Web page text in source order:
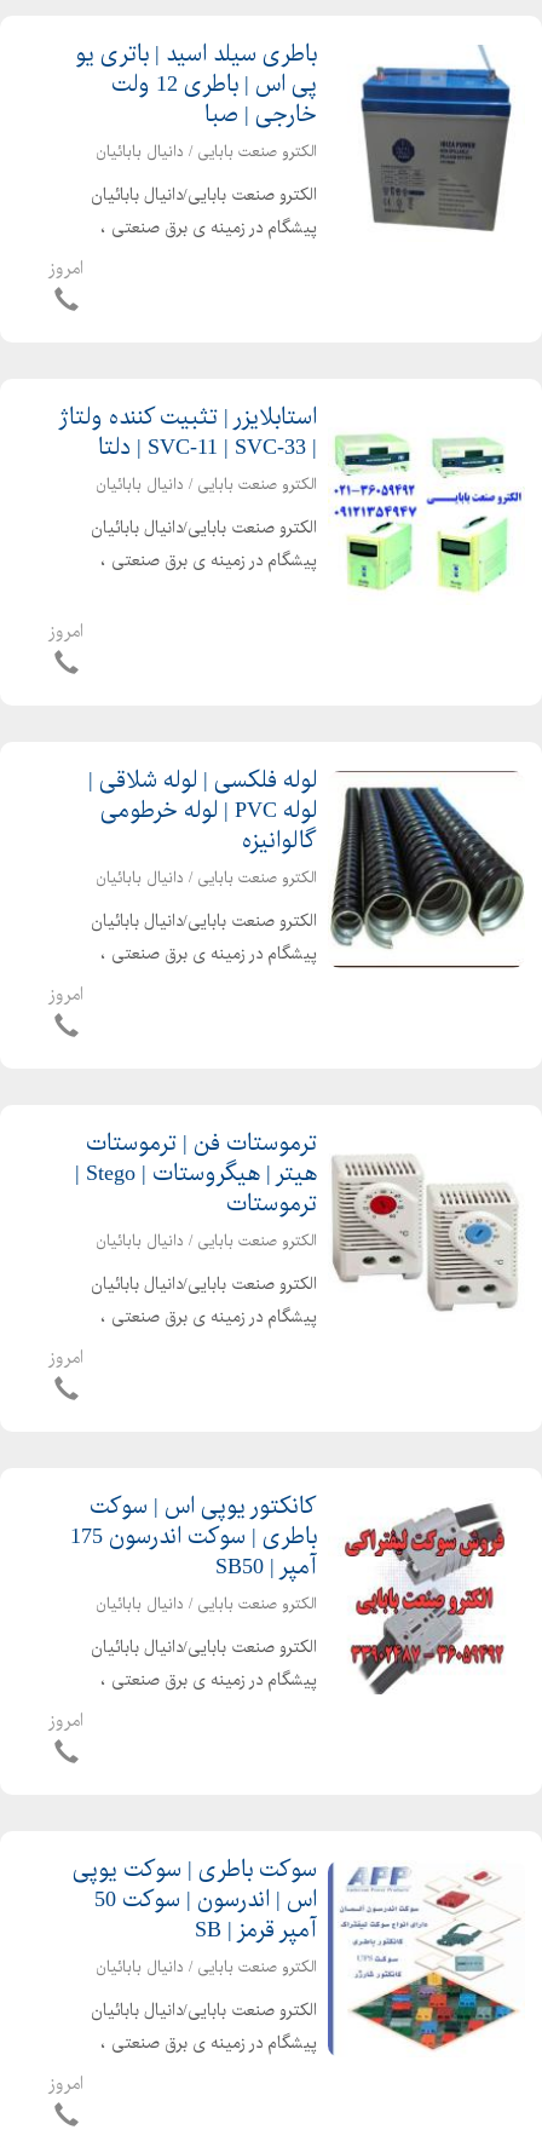
باطری سیلد اسید | باتری یو
پی اس | باطری 12 ولت
خارجی | صبا
الکترو صنعت بابایی / دانیال بابائیان
الکترو صنعت بابایی/دانیال بابائیان
پیشگام در زمینه ی برق صنعتی ،
اتوماسیون صنعتی ، الکترونیک صنعتی و
امروز
استابلایزر | تثبیت کننده ولتاژ
| SVC-11 | SVC-33 | دلتا
الکترو صنعت بابایی / دانیال بابائیان
الکترو صنعت بابایی/دانیال بابائیان
پیشگام در زمینه ی برق صنعتی ،
تجهیزات برق صنعتی قادر به ارایه امور
ذیل می باشد استابلایزر، سیستم تنظیم
امروز
لوله فلکسی | لوله شلاقی |
لوله PVC | لوله خرطومی
گالوانیزه
الکترو صنعت بابایی / دانیال بابائیان
الکترو صنعت بابایی/دانیال بابائیان
پیشگام در زمینه ی برق صنعتی ،
اتوماسیون صنعتی ، الکترونیک صنعتی و
امروز
ترموستات فن | ترموستات
هیتر | هیگروستات | Stego |
ترموستات
الکترو صنعت بابایی / دانیال بابائیان
الکترو صنعت بابایی/دانیال بابائیان
پیشگام در زمینه ی برق صنعتی ،
اتوماسیون صنعتی ، الکترونیک صنعتی و
امروز
کانکتور یوپی اس | سوکت
باطری | سوکت اندرسون 175
آمپر | SB50
الکترو صنعت بابایی / دانیال بابائیان
الکترو صنعت بابایی/دانیال بابائیان
پیشگام در زمینه ی برق صنعتی ،
اتوماسیون صنعتی ، الکترونیک صنعتی و
امروز
سوکت باطری | سوکت یوپی
اس | اندرسون | سوکت 50
آمپر قرمز | SB
الکترو صنعت بابایی / دانیال بابائیان
الکترو صنعت بابایی/دانیال بابائیان
پیشگام در زمینه ی برق صنعتی ،
اتوماسیون صنعتی ، الکترونیک صنعتی و
امروز